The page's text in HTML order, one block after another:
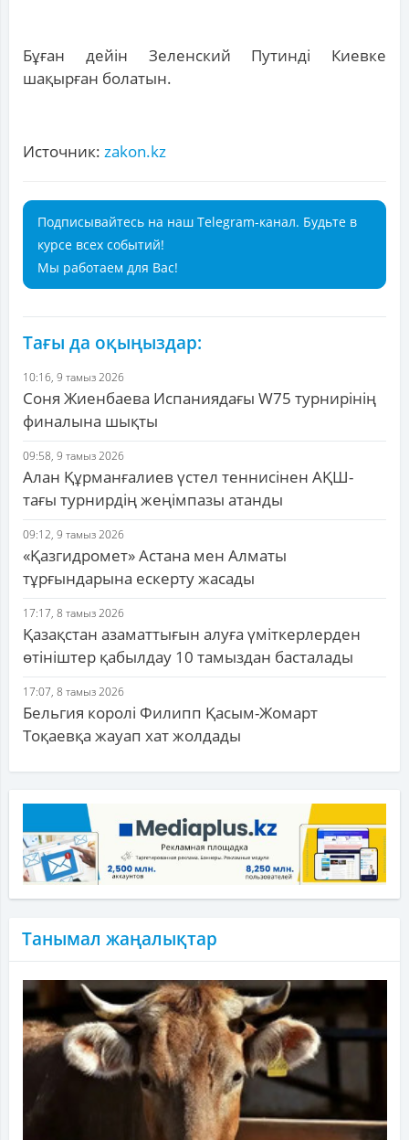
Бұған дейін Зеленский Путинді Киевке
шақырған болатын.
Источник: zakon.kz
Подписывайтесь на наш Telegram-канал. Будьте в
курсе всех событий!
Мы работаем для Вас!
Тағы да оқыңыздар:
10:16, 9 тамыз 2026
Соня Жиенбаева Испаниядағы W75 турнирінің
финалына шықты
09:58, 9 тамыз 2026
Алан Құрманғалиев үстел теннисінен АҚШ-
тағы турнирдің жеңімпазы атанды
09:12, 9 тамыз 2026
«Қазгидромет» Астана мен Алматы
тұрғындарына ескерту жасады
17:17, 8 тамыз 2026
Қазақстан азаматтығын алуға үміткерлерден
өтініштер қабылдау 10 тамыздан басталады
17:07, 8 тамыз 2026
Бельгия королі Филипп Қасым-Жомарт
Тоқаевқа жауап хат жолдады
Танымал жаңалықтар